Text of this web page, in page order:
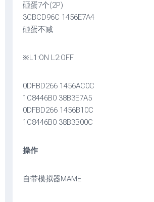
砸蛋7个(2P)
3CBCD96C 1456E7A4
砸蛋不减
※L1:ON L2:OFF
0DFBD266 1456AC0C
1C8446B0 38B3E7A5
0DFBD266 1456B10C
1C8446B0 38B3B00C
操作
自带模拟器MAME